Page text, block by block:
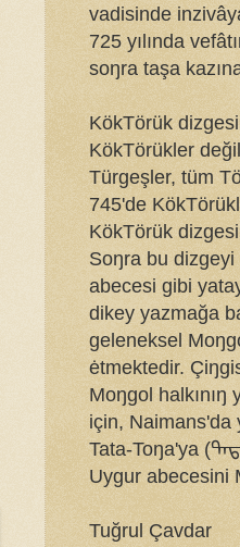
vadisinde
725 yılında
soŋra taşa
KökTörük
KökTörükler
Türgeşler, tüm
745'de
KökTörük
Soŋra bu
abecesi gibi
dikey yazmağa
geleneksel
ėtmektedir.
Moŋgol halkınıŋ
için, Naimans'da
Tata-Toŋa'ya
Uygur abecesini
Tuğrul Çavdar